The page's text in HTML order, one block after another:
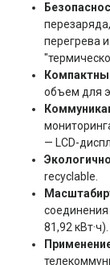
перегрева
объем для
— LCD-
recyclable.
81,92 кВт·ч).